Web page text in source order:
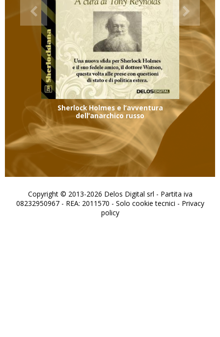
Sherlock Holmes e l’avventura
dell’anarchico russo
Copyright © 2013-2026 Delos Digital srl - Partita iva
08232950967 - REA: 2011570 - Solo cookie tecnici - Privacy
policy